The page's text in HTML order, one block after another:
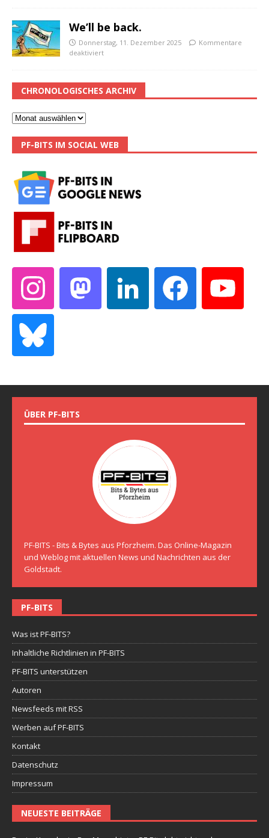
We’ll be back.
Donnerstag, 11. Dezember 2025
Kommentare
deaktiviert
CHRONOLOGISCHES ARCHIV
PF-BITS IM SOCIAL WEB
ÜBER PF-BITS
PF-BITS - Bits & Bytes aus Pforzheim. Das Online-Magazin
und Weblog mit aktuellen News und Nachrichten aus der
Goldstadt.
PF-BITS
Was ist PF-BITS?
Inhaltliche Richtlinien in PF-BITS
PF-BITS unterstützen
Autoren
Newsfeeds mit RSS
Werben auf PF-BITS
Kontakt
Datenschutz
Impressum
NEUESTE BEITRÄGE